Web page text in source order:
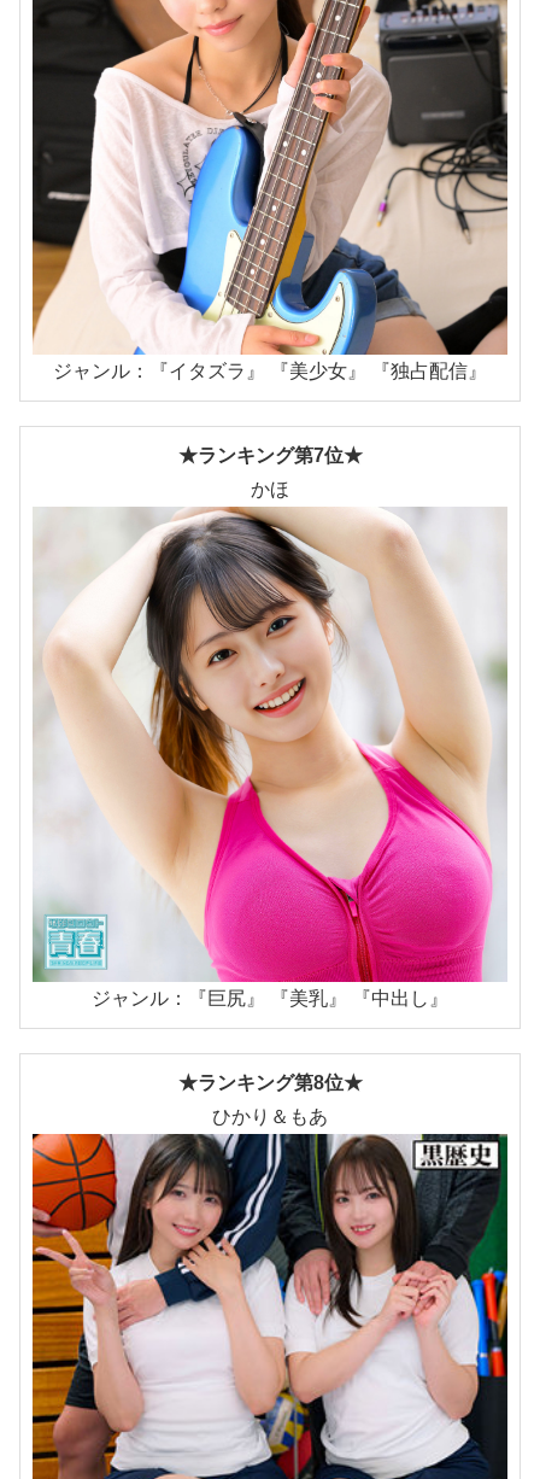
ジャンル：『イタズラ』 『美少女』 『独占配信』
★ランキング第7位★
かほ
ジャンル：『巨尻』 『美乳』 『中出し』
★ランキング第8位★
ひかり＆もあ